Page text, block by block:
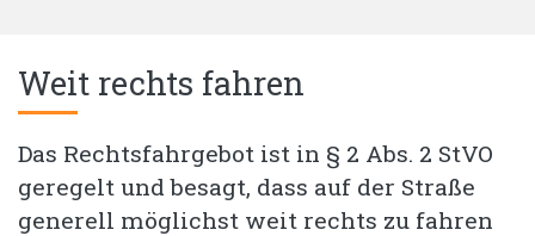
Weit rechts fahren
Das Rechtsfahrgebot ist in § 2 Abs. 2 StVO
geregelt und besagt, dass auf der Straße
generell möglichst weit rechts zu fahren